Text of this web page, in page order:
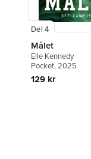
Del 4
Målet
Elle Kennedy
Pocket, 2025
129 kr